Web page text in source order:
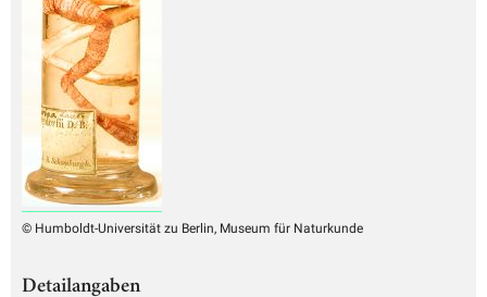
© Humboldt-Universität zu Berlin, Museum für Naturkunde
Detailangaben